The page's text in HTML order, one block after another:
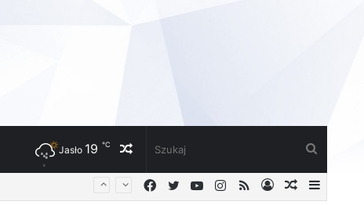
Losowy
artykuł
Jasło 19 ℃
Losowy
Zaloguj
RSS
Instagram
YouTube
Twitter
Facebook